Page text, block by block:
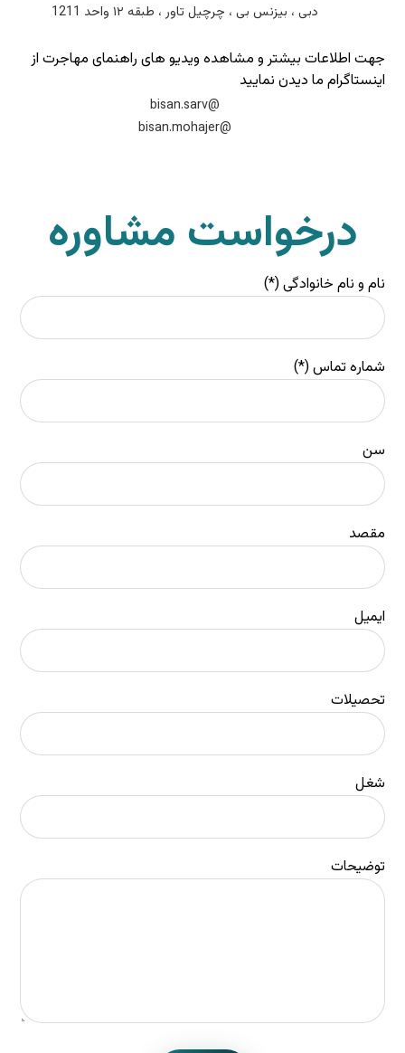
دبی ، بیزنس بی ، چرچیل تاور ، طبقه ۱۲ واحد 1211
جهت اطلاعات بیشتر و مشاهده ویدیو های راهنمای مهاجرت از
اینستاگرام ما دیدن نمایید
@bisan.sarv
@bisan.mohajer
درخواست مشاوره
نام و نام خانوادگی (*)
شماره تماس (*)
سن
مقصد
ایمیل
تحصیلات
شغل
توضیحات